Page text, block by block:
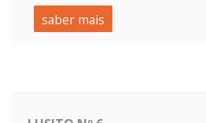
saber mais